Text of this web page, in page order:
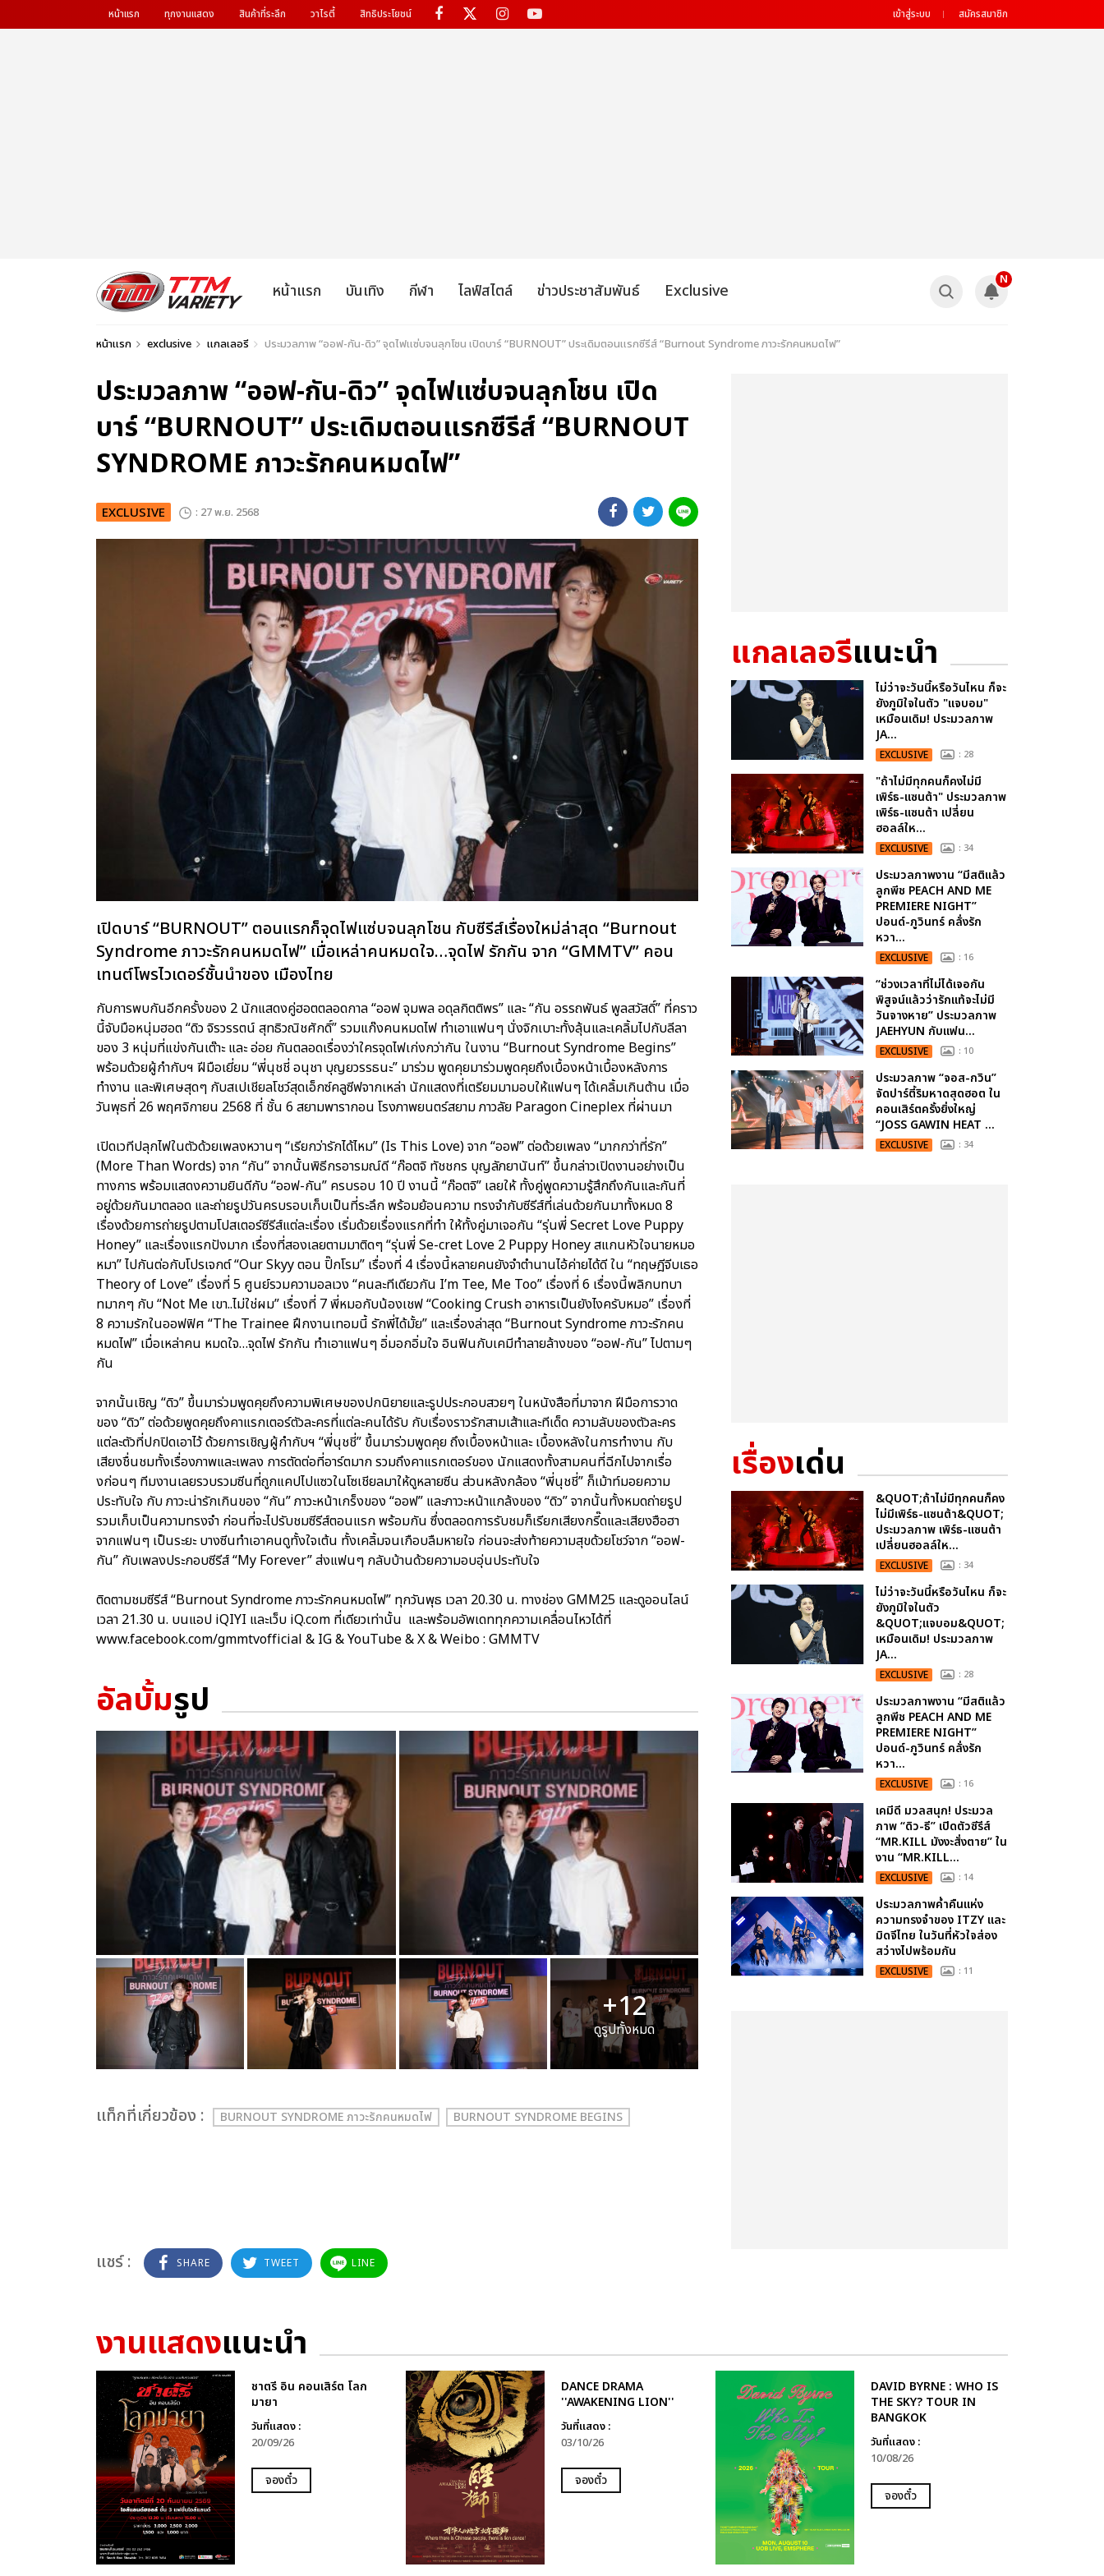
หน้าแรก ทุกงานแสดง สินค้าที่ระลึก วาไรตี้ สิทธิประโยชน์ เข้าสู่ระบบ สมัครสมาชิก
หน้าแรก บันเทิง กีฬา ไลฟ์สไตล์ ข่าวประชาสัมพันธ์ Exclusive
N
หน้าแรก exclusive แกลเลอรี ประมวลภาพ “ออฟ-กัน-ดิว” จุดไฟแซ่บจนลุกโชน เปิดบาร์ “BURNOUT” ประเดิมตอนแรกซีรีส์ “Burnout Syndrome ภาวะรักคนหมดไฟ”
ประมวลภาพ “ออฟ-กัน-ดิว” จุดไฟแซ่บจนลุกโชน เปิด
บาร์ “BURNOUT” ประเดิมตอนแรกซีรีส์ “BURNOUT
SYNDROME ภาวะรักคนหมดไฟ”
EXCLUSIVE : 27 พ.ย. 2568
เปิดบาร์ “BURNOUT” ตอนแรกก็จุดไฟแซ่บจนลุกโชน กับซีรีส์เรื่องใหม่ล่าสุด “Burnout
Syndrome ภาวะรักคนหมดไฟ” เมื่อเหล่าคนหมดใจ…จุดไฟ รักกัน จาก “GMMTV” คอน
เทนต์โพรไวเดอร์ชั้นนำของ เมืองไทย
กับการพบกันอีกครั้งของ 2 นักแสดงคู่ฮอตตลอดกาล “ออฟ จุมพล อดุลกิตติพร” และ “กัน อรรถพันธ์ พูลสวัสดิ์” ที่คราว
นี้จับมือหนุ่มฮอต “ดิว จิรวรรตน์ สุทธิวณิชศักดิ์” รวมแก๊งคนหมดไฟ ทำเอาแฟนๆ นั่งจิกเบาะทั้งลุ้นและเคลิ้มไปกับลีลา
ของ 3 หนุ่มที่แข่งกันเต๊าะ และ อ่อย กันตลอดเรื่องว่าใครจุดไฟเก่งกว่ากัน ในงาน “Burnout Syndrome Begins”
พร้อมด้วยผู้กำกับฯ ฝีมือเยี่ยม “พี่นุชชี่ อนุชา บุญยวรรธนะ” มาร่วม พูดคุยมาร่วมพูดคุยถึงเบื้องหน้าเบื้องหลังการ
ทำงาน และพิเศษสุดๆ กับสเปเชียลโชว์สุดเอ็กซ์คลูซีฟจากเหล่า นักแสดงที่เตรียมมามอบให้แฟนๆ ได้เคลิ้มเกินต้าน เมื่อ
วันพุธที่ 26 พฤศจิกายน 2568 ที่ ชั้น 6 สยามพารากอน โรงภาพยนตร์สยาม ภาวลัย Paragon Cineplex ที่ผ่านมา
เปิดเวทีปลุกไฟในตัวด้วยเพลงหวานๆ “เรียกว่ารักได้ไหม” (Is This Love) จาก “ออฟ” ต่อด้วยเพลง “มากกว่าที่รัก”
(More Than Words) จาก “กัน” จากนั้นพิธีกรอารมณ์ดี “ก๊อตจิ ทัชชกร บุญลัภยานันท์” ขึ้นกล่าวเปิดงานอย่างเป็น
ทางการ พร้อมแสดงความยินดีกับ “ออฟ-กัน” ครบรอบ 10 ปี งานนี้ “ก๊อตจิ” เลยให้ ทั้งคู่พูดความรู้สึกถึงกันและกันที่
อยู่ด้วยกันมาตลอด และถ่ายรูปวันครบรอบเก็บเป็นที่ระลึก พร้อมย้อนความ ทรงจำกับซีรีส์ที่เล่นด้วยกันมาทั้งหมด 8
เรื่องด้วยการถ่ายรูปตามโปสเตอร์ซีรีส์แต่ละเรื่อง เริ่มด้วยเรื่องแรกที่ทำ ให้ทั้งคู่มาเจอกัน “รุ่นพี่ Secret Love Puppy
Honey” และเรื่องแรกปังมาก เรื่องที่สองเลยตามมาติดๆ “รุ่นพี่ Se-cret Love 2 Puppy Honey สแกนหัวใจนายหมอ
หมา” ไปกันต่อกับโปรเจกต์ “Our Skyy ตอน ปิ๊กโรม” เรื่องที่ 4 เรื่องนี้หลายคนยังจำตำนานไอ้ค่ายได้ดี ใน “ทฤษฎีจีบเธอ
Theory of Love” เรื่องที่ 5 ศูนย์รวมความอลเวง “คนละทีเดียวกัน I’m Tee, Me Too” เรื่องที่ 6 เรื่องนี้พลิกบทบา
ทมากๆ กับ “Not Me เขา..ไม่ใช่ผม” เรื่องที่ 7 พี่หมอกับน้องเชฟ “Cooking Crush อาหารเป็นยังไงครับหมอ” เรื่องที่
8 ความรักในออฟฟิศ “The Trainee ฝึกงานเทอมนี้ รักพี่ได้มั้ย” และเรื่องล่าสุด “Burnout Syndrome ภาวะรักคน
หมดไฟ” เมื่อเหล่าคน หมดใจ…จุดไฟ รักกัน ทำเอาแฟนๆ อิ่มอกอิ่มใจ อินฟินกับเคมีทำลายล้างของ “ออฟ-กัน” ไปตามๆ
กัน
จากนั้นเชิญ “ดิว” ขึ้นมาร่วมพูดคุยถึงความพิเศษของปกนิยายและรูปประกอบสวยๆ ในหนังสือที่มาจาก ฝีมือการวาด
ของ “ดิว” ต่อด้วยพูดคุยถึงคาแรกเตอร์ตัวละครที่แต่ละคนได้รับ กับเรื่องราวรักสามเส้าและทีเด็ด ความลับของตัวละคร
แต่ละตัวที่ปกปิดเอาไว้ ด้วยการเชิญผู้กำกับฯ “พี่นุชชี่” ขึ้นมาร่วมพูดคุย ถึงเบื้องหน้าและ เบื้องหลังในการทำงาน กับ
เสียงชื่นชมทั้งเรื่องภาพและเพลง การตัดต่อที่อาร์ตมาก รวมถึงคาแรกเตอร์ของ นักแสดงทั้งสามคนที่ฉีกไปจากเรื่อ
งก่อนๆ ทีมงานเลยรวบรวมซีนที่ถูกแคปไปแซวในโซเชียลมาให้ดูหลายซีน ส่วนหลังกล้อง “พี่นุชชี่” ก็เม้าท์มอยความ
ประทับใจ กับ ภาวะน่ารักเกินของ “กัน” ภาวะหน้าเกร็งของ “ออฟ” และภาวะหน้าแกล้งของ “ดิว” จากนั้นทั้งหมดถ่ายรูป
รวมเก็บเป็นความทรงจำ ก่อนที่จะไปรับชมซีรีส์ตอนแรก พร้อมกัน ซึ่งตลอดการรับชมก็เรียกเสียงกรี๊ดและเสียงฮือฮา
จากแฟนๆ เป็นระยะ บางซีนทำเอาคนดูทั้งใจเต้น ทั้งเคลิ้มจนเกือบลืมหายใจ ก่อนจะส่งท้ายความสุขด้วยโชว์จาก “ออฟ-
กัน” กับเพลงประกอบซีรีส์ “My Forever” ส่งแฟนๆ กลับบ้านด้วยความอบอุ่นประทับใจ
ติดตามชมซีรีส์ “Burnout Syndrome ภาวะรักคนหมดไฟ” ทุกวันพุธ เวลา 20.30 น. ทางช่อง GMM25 และดูออนไลน์
เวลา 21.30 น. บนแอป iQIYI และเว็บ iQ.com ที่เดียวเท่านั้น และพร้อมอัพเดททุกความเคลื่อนไหวได้ที่
www.facebook.com/gmmtvofficial & IG & YouTube & X & Weibo : GMMTV
อัลบั้มรูป
+12
ดูรูปทั้งหมด
เเท็กที่เกี่ยวข้อง : BURNOUT SYNDROME ภาวะรักคนหมดไฟ BURNOUT SYNDROME BEGINS
แชร์ : SHARE TWEET LINE
แกลเลอรีแนะนำ
ไม่ว่าจะวันนี้หรือวันไหน ก็จะ
ยังภูมิใจในตัว "แจบอม"
เหมือนเดิม! ประมวลภาพ
JA...
EXCLUSIVE : 28
"ถ้าไม่มีทุกคนก็คงไม่มี
เพิร์ธ-แซนต้า" ประมวลภาพ
เพิร์ธ-แซนต้า เปลี่ยน
ฮอลล์ให...
EXCLUSIVE : 34
ประมวลภาพงาน “มีสติแล้ว
ลูกพีช PEACH AND ME
PREMIERE NIGHT”
ปอนด์-ภูวินทร์ คลั่งรัก
หวา...
EXCLUSIVE : 16
“ช่วงเวลาที่ไม่ได้เจอกัน
พิสูจน์แล้วว่ารักแท้จะไม่มี
วันจางหาย” ประมวลภาพ
JAEHYUN กับแฟน...
EXCLUSIVE : 10
ประมวลภาพ “จอส-กวิน”
จัดปาร์ตี้ริมหาดสุดฮอต ใน
คอนเสิร์ตครั้งยิ่งใหญ่
“JOSS GAWIN HEAT ...
EXCLUSIVE : 34
เรื่องเด่น
&QUOT;ถ้าไม่มีทุกคนก็คง
ไม่มีเพิร์ธ-แซนต้า&QUOT;
ประมวลภาพ เพิร์ธ-แซนต้า
เปลี่ยนฮอลล์ให...
EXCLUSIVE : 34
ไม่ว่าจะวันนี้หรือวันไหน ก็จะ
ยังภูมิใจในตัว
&QUOT;แจบอม&QUOT;
เหมือนเดิม! ประมวลภาพ
JA...
EXCLUSIVE : 28
ประมวลภาพงาน “มีสติแล้ว
ลูกพีช PEACH AND ME
PREMIERE NIGHT”
ปอนด์-ภูวินทร์ คลั่งรัก
หวา...
EXCLUSIVE : 16
เคมีดี มวลสนุก! ประมวล
ภาพ “ดิว-ธี” เปิดตัวซีรีส์
“MR.KILL มังงะสั่งตาย” ใน
งาน “MR.KILL...
EXCLUSIVE : 14
ประมวลภาพค่ำคืนแห่ง
ความทรงจำของ ITZY และ
มิดจีไทย ในวันที่หัวใจส่อง
สว่างไปพร้อมกัน
EXCLUSIVE : 11
งานแสดงแนะนำ
ชาตรี อิน คอนเสิร์ต โลก
มายา
วันที่แสดง :
20/09/26
จองตั๋ว
DANCE DRAMA
''AWAKENING LION''
วันที่แสดง :
03/10/26
จองตั๋ว
DAVID BYRNE : WHO IS
THE SKY? TOUR IN
BANGKOK
วันที่แสดง :
10/08/26
จองตั๋ว